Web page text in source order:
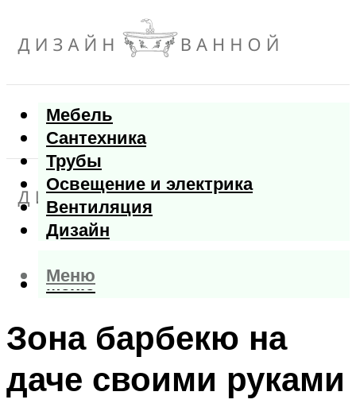
Мебель
Сантехника
Трубы
Освещение и электрика
Вентиляция
Дизайн
Меню
Меню
Зона барбекю на
даче своими руками